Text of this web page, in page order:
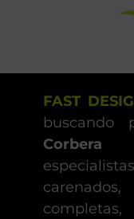
FAST
buscando
Corbera